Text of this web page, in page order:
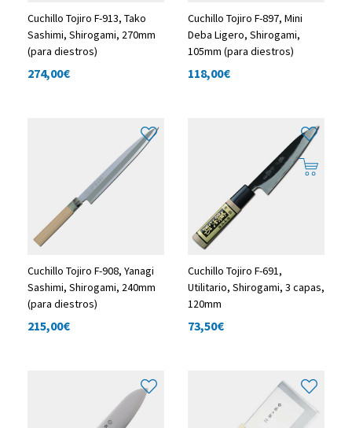
Cuchillo Tojiro F-913, Tako
Sashimi, Shirogami, 270mm
(para diestros)
274,00€
Cuchillo Tojiro F-897, Mini
Deba Ligero, Shirogami,
105mm (para diestros)
118,00€
Cuchillo Tojiro F-908, Yanagi
Sashimi, Shirogami, 240mm
(para diestros)
215,00€
Cuchillo Tojiro F-691,
Utilitario, Shirogami, 3 capas,
120mm
73,50€